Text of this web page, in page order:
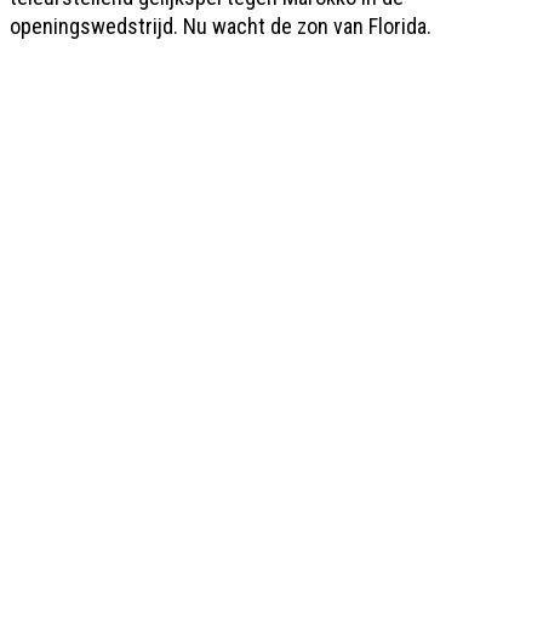
openingswedstrijd. Nu wacht de zon van Florida.